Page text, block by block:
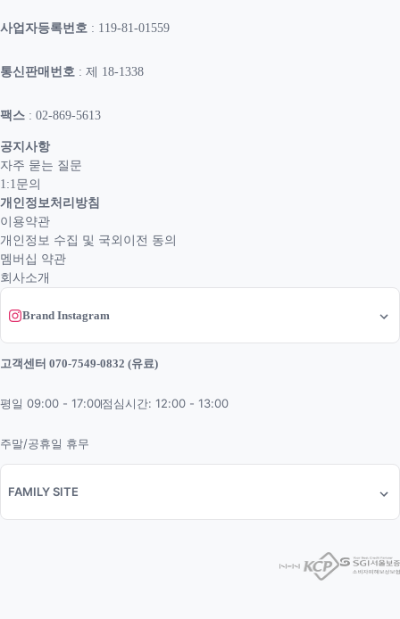
사업자등록번호 : 119-81-01559
통신판매번호 : 제 18-1338
팩스 : 02-869-5613
공지사항
자주 묻는 질문
1:1문의
개인정보처리방침
이용약관
개인정보 수집 및 국외이전 동의
멤버십 약관
회사소개
Brand Instagram
고객센터 070-7549-0832 (유료)
평일 09:00 - 17:00점심시간: 12:00 - 13:00
주말/공휴일 휴무
FAMILY SITE